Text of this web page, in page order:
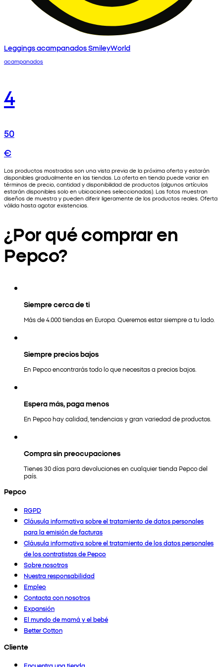
Leggings acampanados SmileyWorld
acampanados
4
50
€
Los productos mostrados son una vista previa de la próxima oferta y estarán
disponibles gradualmente en las tiendas. La oferta en tienda puede variar en
términos de precio, cantidad y disponibilidad de productos (algunos artículos
estarán disponibles solo en ubicaciones seleccionadas). Las fotos muestran
diseños de muestra y pueden diferir ligeramente de los productos reales. Oferta
válida hasta agotar existencias.
¿Por qué comprar en
Pepco?
Siempre cerca de ti
Más de 4.000 tiendas en Europa. Queremos estar siempre a tu lado.
Siempre precios bajos
En Pepco encontrarás todo lo que necesitas a precios bajos.
Espera más, paga menos
En Pepco hay calidad, tendencias y gran variedad de productos.
Compra sin preocupaciones
Tienes 30 días para devoluciones en cualquier tienda Pepco del
país.
Pepco
RGPD
Cláusula informativa sobre el tratamiento de datos personales
para la emisión de facturas
Cláusula informativa sobre el tratamiento de los datos personales
de los contratistas de Pepco
Sobre nosotros
Nuestra responsabilidad
Empleo
Contacta con nosotros
Expansión
El mundo de mamá y el bebé
Better Cotton
Cliente
Encuentra una tienda